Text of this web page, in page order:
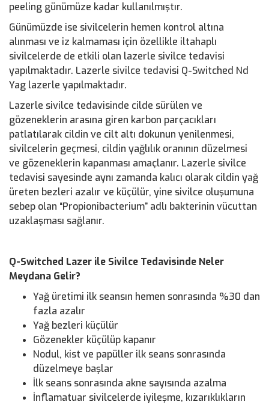
peeling günümüze kadar kullanılmıştır.
Günümüzde ise sivilcelerin hemen kontrol altına
alınması ve iz kalmaması için özellikle iltahaplı
sivilcelerde de etkili olan lazerle sivilce tedavisi
yapılmaktadır. Lazerle sivilce tedavisi Q-Switched Nd
Yag lazerle yapılmaktadır.
Lazerle sivilce tedavisinde cilde sürülen ve
gözeneklerin arasına giren karbon parçacıkları
patlatılarak cildin ve cilt altı dokunun yenilenmesi,
sivilcelerin geçmesi, cildin yağlılık oranının düzelmesi
ve gözeneklerin kapanması amaçlanır. Lazerle sivilce
tedavisi sayesinde aynı zamanda kalıcı olarak cildin yağ
üreten bezleri azalır ve küçülür, yine sivilce oluşumuna
sebep olan “Propionibacterium” adlı bakterinin vücuttan
uzaklaşması sağlanır.
Q-Switched Lazer ile Sivilce Tedavisinde Neler
Meydana Gelir?
Yağ üretimi ilk seansın hemen sonrasında %30 dan
fazla azalır
Yağ bezleri küçülür
Gözenekler küçülüp kapanır
Nodul, kist ve papüller ilk seans sonrasında
düzelmeye başlar
İlk seans sonrasında akne sayısında azalma
İnflamatuar sivilcelerde iyileşme, kızarıklıkların